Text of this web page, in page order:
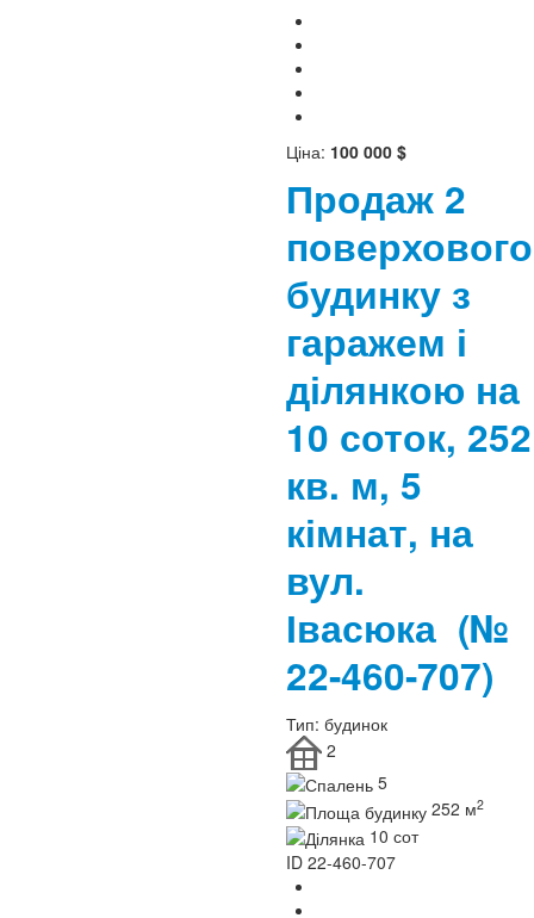
Ціна: 100 000 $
Продаж 2
поверхового
будинку з
гаражем і
ділянкою на
10 соток, 252
кв. м, 5
кімнат, на
вул.
Івасюка (№
22-460-707)
Тип: будинок
2
5
252 м2
10 сот
ID 22-460-707